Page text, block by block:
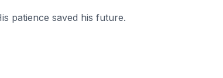
patience saved his future.